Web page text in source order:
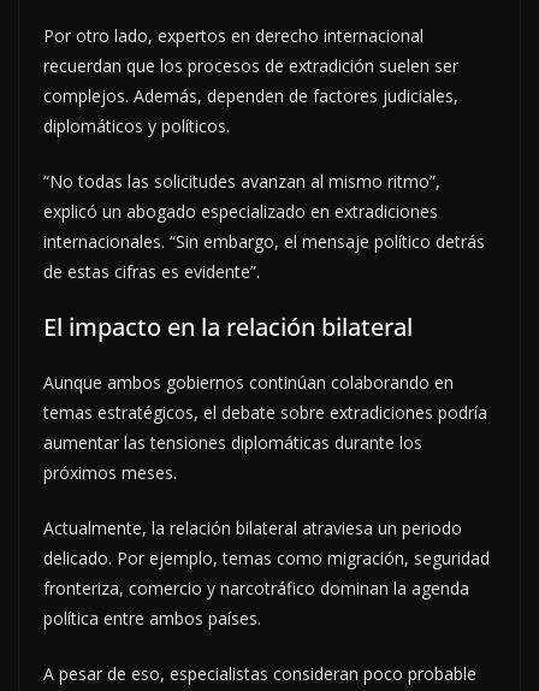
Por otro lado, expertos en derecho internacional
recuerdan que los procesos de extradición suelen ser
complejos. Además, dependen de factores judiciales,
diplomáticos y políticos.
“No todas las solicitudes avanzan al mismo ritmo”,
explicó un abogado especializado en extradiciones
internacionales. “Sin embargo, el mensaje político detrás
de estas cifras es evidente”.
El impacto en la relación bilateral
Aunque ambos gobiernos continúan colaborando en
temas estratégicos, el debate sobre extradiciones podría
aumentar las tensiones diplomáticas durante los
próximos meses.
Actualmente, la relación bilateral atraviesa un periodo
delicado. Por ejemplo, temas como migración, seguridad
fronteriza, comercio y narcotráfico dominan la agenda
política entre ambos países.
A pesar de eso, especialistas consideran poco probable